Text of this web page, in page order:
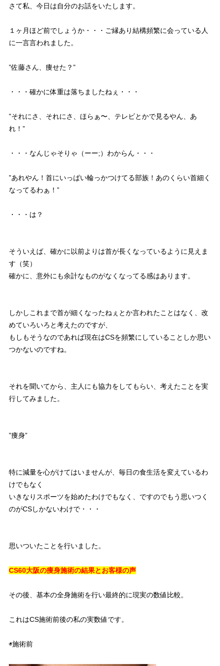
さて私、今日は自分のお話をいたします。
１ヶ月ほど前でしょうか・・・ご縁あり結構頻繁に会っている人
に一言言われました。
”佐藤さん、痩せた？”
・・・確かに体重は落ちましたねぇ・・・
”それにさ、それにさ、ほらぁ〜、テレビとかで見るやん、あ
れ！”
・・・なんじゃそりゃ（ーー;）わからん・・・
”あれやん！首にいっぱい輪っかつけてる部族！あのくらい首細く
なってるわぁ！”
・・・は？
そういえば、確かに以前よりは首が長くなっているように見えま
す（笑）
確かに、意外にも余計なものがなくなってる感はあります。
しかしこれまで首が細くなったねぇとか言われたことはなく、改
めていろいろと考えたのですが、
もしもそうなのであれば現在はCSを頻繁にしていることしか思い
つかないのですね。
それを聞いてから、主人にも協力をしてもらい、考えたことを実
行してみました。
”痩身”
特に減量を心がけてはいませんが、毎日の食生活を変えているわ
けでもなく
いきなりスポーツを始めたわけでもなく、ですのでもう思いつく
のがCSしかないわけで・・・
思いついたことを行いました。
CS60大阪の痩身施術の結果とお客様の声
その後、基本の全身施術を行い最終的に現実の数値比較。
これはCS施術前後の私の実数値です。
◉施術前